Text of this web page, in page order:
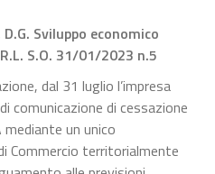
Sviluppo economico
S.O. 31/01/2023 n.5
dal 31 luglio l’impresa
comunicazione di cessazione
un unico
Commercio territorialmente